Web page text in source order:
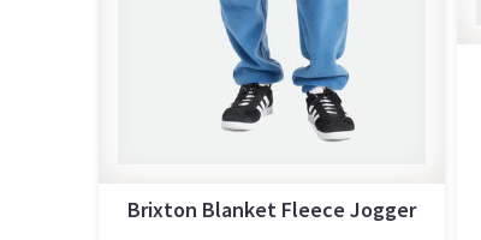
Brixton Blanket Fleece Jogger